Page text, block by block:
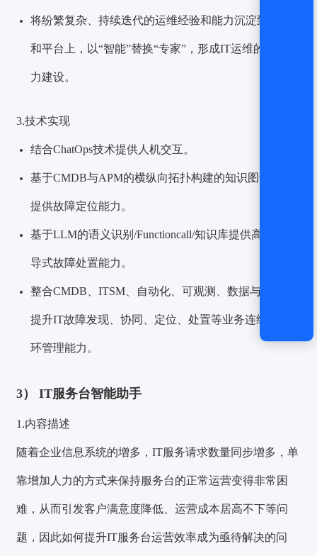
将纷繁复杂、持续迭代的运维经验和能力沉淀到工具
和平台上，以“智能”替换“专家”，形成IT运维的核心能
力建设。
3.技术实现
结合ChatOps技术提供人机交互。
基于CMDB与APM的横纵向拓扑构建的知识图谱算法
提供故障定位能力。
基于LLM的语义识别/Functioncall/知识库提供高效的引
导式故障处置能力。
整合CMDB、ITSM、自动化、可观测、数据与AI/LLM
提升IT故障发现、协同、定位、处置等业务连续性闭
环管理能力。
3） IT服务台智能助手
1.内容描述
随着企业信息系统的增多，IT服务请求数量同步增多，单
靠增加人力的方式来保持服务台的正常运营变得非常困
难，从而引发客户满意度降低、运营成本居高不下等问
题，因此如何提升IT服务台运营效率成为亟待解决的问